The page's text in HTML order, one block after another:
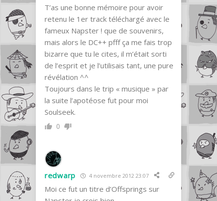
T’as une bonne mémoire pour avoir
retenu le 1er track téléchargé avec le
fameux Napster ! que de souvenirs,
mais alors le DC++ pfff ça me fais trop
bizarre que tu le cites, il m’était sorti
de l’esprit et je l’utilisais tant, une pure
révélation ^^
Toujours dans le trip « musique » par
la suite l’apotéose fut pour moi
Soulseek.
0
redwarp 4 novembre 2012 23:07
Moi ce fut un titre d’Offsprings sur